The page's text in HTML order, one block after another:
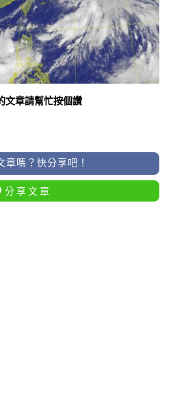
文章請幫忙按個讚
章嗎？快分享吧！
分享文章